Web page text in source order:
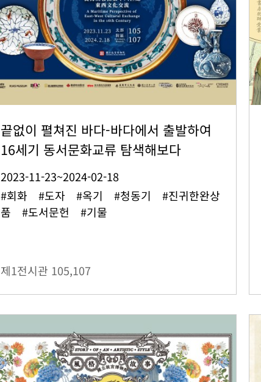
끝없이 펼쳐진 바다-바다에서 출발하여
16세기 동서문화교류 탐색해보다
2023-11-23~2024-02-18
#회화 #도자 #옥기 #청동기 #진귀한완상
품 #도서문헌 #기물
제1전시관 105,107